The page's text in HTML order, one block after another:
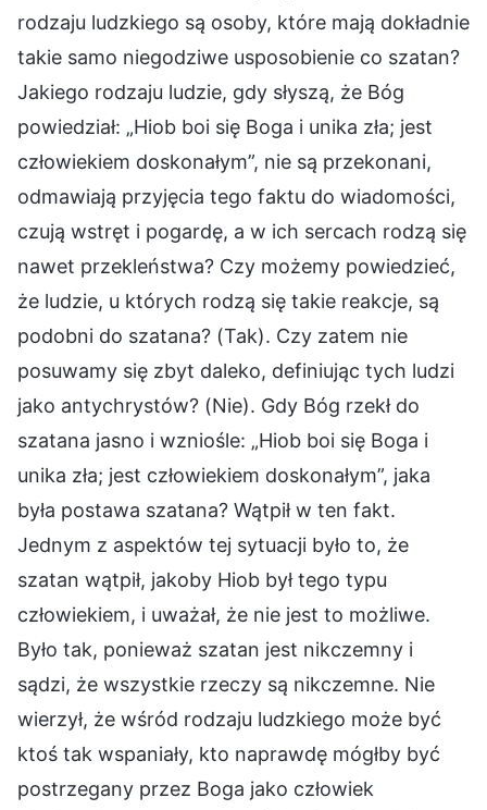
rodzaju ludzkiego są osoby, które mają dokładnie
takie samo niegodziwe usposobienie co szatan?
Jakiego rodzaju ludzie, gdy słyszą, że Bóg
powiedział: „Hiob boi się Boga i unika zła; jest
człowiekiem doskonałym”, nie są przekonani,
odmawiają przyjęcia tego faktu do wiadomości,
czują wstręt i pogardę, a w ich sercach rodzą się
nawet przekleństwa? Czy możemy powiedzieć,
że ludzie, u których rodzą się takie reakcje, są
podobni do szatana? (Tak). Czy zatem nie
posuwamy się zbyt daleko, definiując tych ludzi
jako antychrystów? (Nie). Gdy Bóg rzekł do
szatana jasno i wzniośle: „Hiob boi się Boga i
unika zła; jest człowiekiem doskonałym”, jaka
była postawa szatana? Wątpił w ten fakt.
Jednym z aspektów tej sytuacji było to, że
szatan wątpił, jakoby Hiob był tego typu
człowiekiem, i uważał, że nie jest to możliwe.
Było tak, ponieważ szatan jest nikczemny i
sądzi, że wszystkie rzeczy są nikczemne. Nie
wierzył, że wśród rodzaju ludzkiego może być
ktoś tak wspaniały, kto naprawdę mógłby być
postrzegany przez Boga jako człowiek